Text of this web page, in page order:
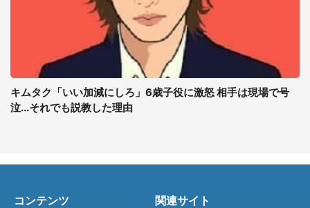
キムタク「いい加減にしろ」6歳子役に激怒 相手は現場で号
泣...それでも説教した理由
コンテンツ 関連サイト